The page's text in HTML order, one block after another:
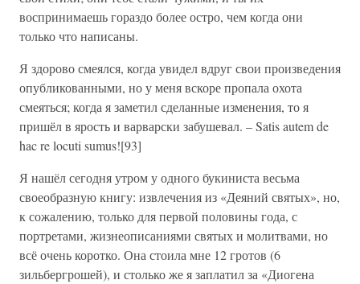
воспринимаешь гораздо более остро, чем когда они
только что написаны.
Я здорово смеялся, когда увидел вдруг свои произведения
опубликованными, но у меня вскоре пропала охота
смеяться; когда я заметил сделанные изменения, то я
пришёл в ярость и варварски забушевал. – Satis autem de
hac re locuti sumus![93]
Я нашёл сегодня утром у одного букиниста весьма
своеобразную книгу: извлечения из «Деяний святых», но,
к сожалению, только для первой половины года, с
портретами, жизнеописаниями святых и молитвами, но
всё очень коротко. Она стоила мне 12 гротов (6
зильбергрошей), и столько же я заплатил за «Диогена